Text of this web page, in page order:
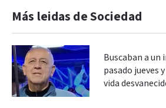
Más leidas de Sociedad
Buscaban a un
pasado jueves
vida